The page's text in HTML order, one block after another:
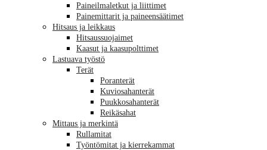
Paineilmaletkut ja liittimet
Painemittarit ja paineensäätimet
Hitsaus ja leikkaus
Hitsaussuojaimet
Kaasut ja kaasupolttimet
Lastuava työstö
Terät
Poranterät
Kuviosahanterät
Puukkosahanterät
Reikäsahat
Mittaus ja merkintä
Rullamitat
Työntömitat ja kierrekammat